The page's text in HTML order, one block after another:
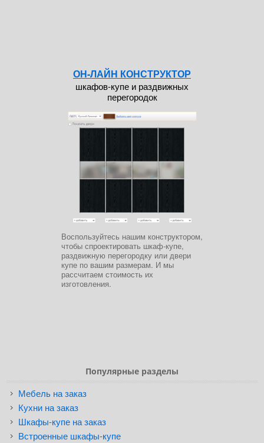
ОН-ЛАЙН КОНСТРУКТОР
шкафов-купе и раздвижных
перегородок
Воспользуйтесь нашим конструктором,
чтобы спроектировать шкаф-купе,
раздвижную перегородку или двери
купе по вашим размерам. И мы
рассчитаем стоимость их
изготовления.
Популярные разделы
Мебель на заказ
Кухни на заказ
Шкафы-купе на заказ
Встроенные шкафы-купе